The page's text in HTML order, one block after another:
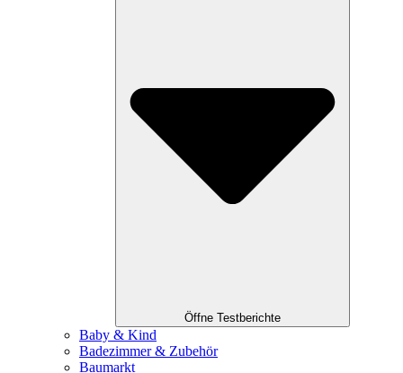
Öffne Testberichte
Baby & Kind
Badezimmer & Zubehör
Baumarkt